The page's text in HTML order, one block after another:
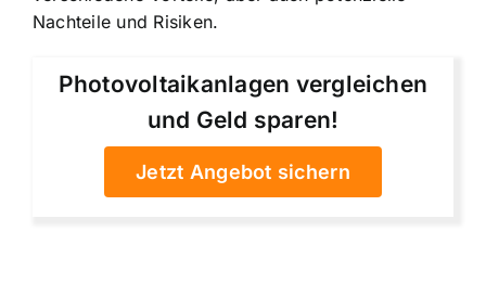
Nachteile und Risiken.
Photovoltaikanlagen vergleichen
und Geld sparen!
Jetzt Angebot sichern